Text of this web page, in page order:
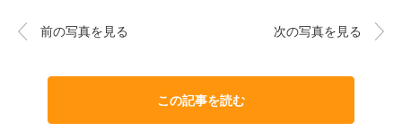
前の写真を見る 次の写真を見る
この記事を読む